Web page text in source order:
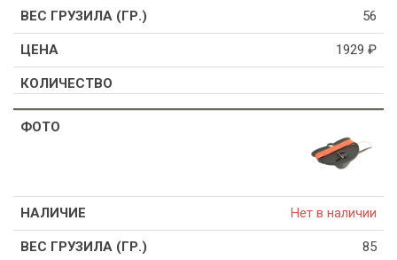
56
1929 ₽
Нет в наличии
85